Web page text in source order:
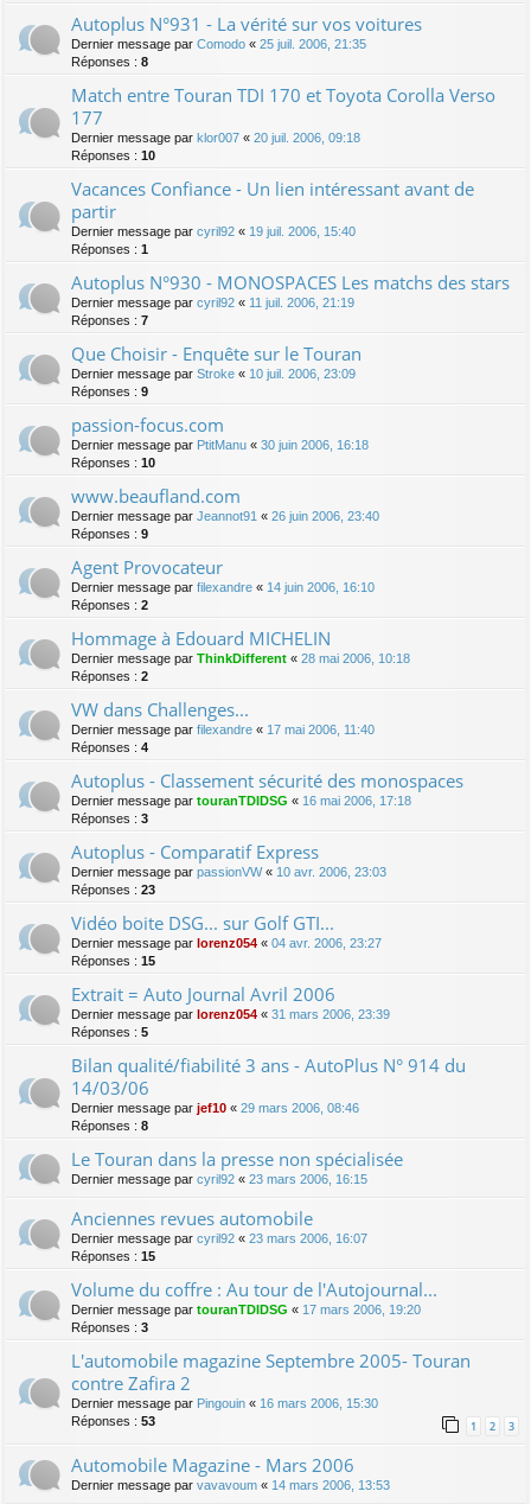
Autoplus N°931 - La vérité sur vos voitures
Dernier message par Comodo « 25 juil. 2006, 21:35
Réponses : 8
Match entre Touran TDI 170 et Toyota Corolla Verso
177
Dernier message par klor007 « 20 juil. 2006, 09:18
Réponses : 10
Vacances Confiance - Un lien intéressant avant de
partir
Dernier message par cyril92 « 19 juil. 2006, 15:40
Réponses : 1
Autoplus N°930 - MONOSPACES Les matchs des stars
Dernier message par cyril92 « 11 juil. 2006, 21:19
Réponses : 7
Que Choisir - Enquête sur le Touran
Dernier message par Stroke « 10 juil. 2006, 23:09
Réponses : 9
passion-focus.com
Dernier message par PtitManu « 30 juin 2006, 16:18
Réponses : 10
www.beaufland.com
Dernier message par Jeannot91 « 26 juin 2006, 23:40
Réponses : 9
Agent Provocateur
Dernier message par filexandre « 14 juin 2006, 16:10
Réponses : 2
Hommage à Edouard MICHELIN
Dernier message par ThinkDifferent « 28 mai 2006, 10:18
Réponses : 2
VW dans Challenges...
Dernier message par filexandre « 17 mai 2006, 11:40
Réponses : 4
Autoplus - Classement sécurité des monospaces
Dernier message par touranTDIDSG « 16 mai 2006, 17:18
Réponses : 3
Autoplus - Comparatif Express
Dernier message par passionVW« 10 avr. 2006, 23:03
Réponses : 23
Vidéo boite DSG... sur Golf GTI...
Dernier message par lorenz054 « 04 avr. 2006, 23:27
Réponses : 15
Extrait = Auto Journal Avril 2006
Dernier message par lorenz054 « 31 mars 2006, 23:39
Réponses : 5
Bilan qualité/fiabilité 3 ans - AutoPlus N° 914 du
14/03/06
Dernier message par jef10 « 29 mars 2006, 08:46
Réponses : 8
Le Touran dans la presse non spécialisée
Dernier message par cyril92 « 23 mars 2006, 16:15
Anciennes revues automobile
Dernier message par cyril92 « 23 mars 2006, 16:07
Réponses : 15
Volume du coffre : Au tour de l'Autojournal...
Dernier message par touranTDIDSG « 17 mars 2006, 19:20
Réponses : 3
L'automobile magazine Septembre 2005- Touran
contre Zafira 2
Dernier message par Pingouin « 16 mars 2006, 15:30
Réponses : 53 1 2 3
Automobile Magazine - Mars 2006
Dernier message par vavavoum « 14 mars 2006, 13:53